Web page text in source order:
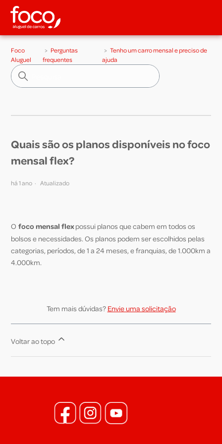
Foco
Aluguel
Perguntas
frequentes
Tenho um carro mensal e preciso de
ajuda
Quais são os planos disponíveis no foco
mensal flex?
há 1 ano Atualizado
O foco mensalflexpossui planos que cabem em todos os
bolsos e necessidades. Os planos podem ser escolhidos pelas
categorias, períodos, de 1 a 24 meses, e franquias, de 1.000km a
4.000km.
Tem mais dúvidas? Envie uma solicitação
Voltar ao topo